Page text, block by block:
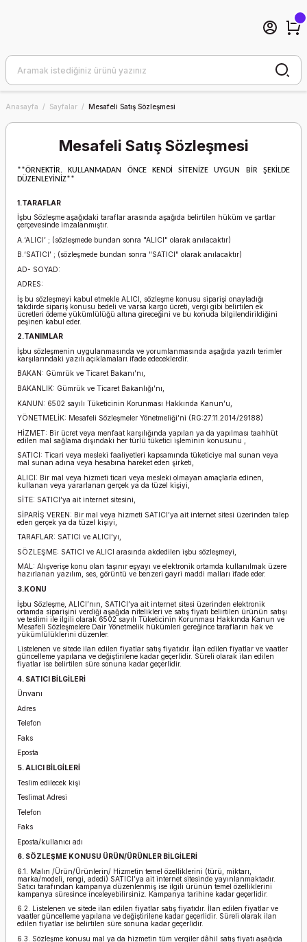
Anasayfa Sayfalar Mesafeli Satış Sözleşmesi
Mesafeli Satış Sözleşmesi
**ÖRNEKTİR. KULLANMADAN ÖNCE KENDİ SİTENİZE UYGUN BİR ŞEKİLDE
DÜZENLEYİNİZ**
1.TARAFLAR
İşbu Sözleşme aşağıdaki taraflar arasında aşağıda belirtilen hüküm ve şartlar
çerçevesinde imzalanmıştır.
A.‘ALICI’ ; (sözleşmede bundan sonra "ALICI" olarak anılacaktır)
B.‘SATICI’ ; (sözleşmede bundan sonra "SATICI" olarak anılacaktır)
AD- SOYAD:
ADRES:
İş bu sözleşmeyi kabul etmekle ALICI, sözleşme konusu siparişi onayladığı
takdirde sipariş konusu bedeli ve varsa kargo ücreti, vergi gibi belirtilen ek
ücretleri ödeme yükümlülüğü altına gireceğini ve bu konuda bilgilendirildiğini
peşinen kabul eder.
2.TANIMLAR
İşbu sözleşmenin uygulanmasında ve yorumlanmasında aşağıda yazılı terimler
karşılarındaki yazılı açıklamaları ifade edeceklerdir.
BAKAN: Gümrük ve Ticaret Bakanı’nı,
BAKANLIK: Gümrük ve Ticaret Bakanlığı’nı,
KANUN: 6502 sayılı Tüketicinin Korunması Hakkında Kanun’u,
YÖNETMELİK: Mesafeli Sözleşmeler Yönetmeliği’ni (RG:27.11.2014/29188)
HİZMET: Bir ücret veya menfaat karşılığında yapılan ya da yapılması taahhüt
edilen mal sağlama dışındaki her türlü tüketici işleminin konusunu ,
SATICI: Ticari veya mesleki faaliyetleri kapsamında tüketiciye mal sunan veya
mal sunan adına veya hesabına hareket eden şirketi,
ALICI: Bir mal veya hizmeti ticari veya mesleki olmayan amaçlarla edinen,
kullanan veya yararlanan gerçek ya da tüzel kişiyi,
SİTE: SATICI’ya ait internet sitesini,
SİPARİŞ VEREN: Bir mal veya hizmeti SATICI’ya ait internet sitesi üzerinden talep
eden gerçek ya da tüzel kişiyi,
TARAFLAR: SATICI ve ALICI’yı,
SÖZLEŞME: SATICI ve ALICI arasında akdedilen işbu sözleşmeyi,
MAL: Alışverişe konu olan taşınır eşyayı ve elektronik ortamda kullanılmak üzere
hazırlanan yazılım, ses, görüntü ve benzeri gayri maddi malları ifade eder.
3.KONU
İşbu Sözleşme, ALICI’nın, SATICI’ya ait internet sitesi üzerinden elektronik
ortamda siparişini verdiği aşağıda nitelikleri ve satış fiyatı belirtilen ürünün satışı
ve teslimi ile ilgili olarak 6502 sayılı Tüketicinin Korunması Hakkında Kanun ve
Mesafeli Sözleşmelere Dair Yönetmelik hükümleri gereğince tarafların hak ve
yükümlülüklerini düzenler.
Listelenen ve sitede ilan edilen fiyatlar satış fiyatıdır. İlan edilen fiyatlar ve vaatler
güncelleme yapılana ve değiştirilene kadar geçerlidir. Süreli olarak ilan edilen
fiyatlar ise belirtilen süre sonuna kadar geçerlidir.
4. SATICI BİLGİLERİ
Ünvanı
Adres
Telefon
Faks
Eposta
5. ALICI BİLGİLERİ
Teslim edilecek kişi
Teslimat Adresi
Telefon
Faks
Eposta/kullanıcı adı
6. SÖZLEŞME KONUSU ÜRÜN/ÜRÜNLER BİLGİLERİ
6.1. Malın /Ürün/Ürünlerin/ Hizmetin temel özelliklerini (türü, miktarı,
marka/modeli, rengi, adedi) SATICI’ya ait internet sitesinde yayınlanmaktadır.
Satıcı tarafından kampanya düzenlenmiş ise ilgili ürünün temel özelliklerini
kampanya süresince inceleyebilirsiniz. Kampanya tarihine kadar geçerlidir.
6.2. Listelenen ve sitede ilan edilen fiyatlar satış fiyatıdır. İlan edilen fiyatlar ve
vaatler güncelleme yapılana ve değiştirilene kadar geçerlidir. Süreli olarak ilan
edilen fiyatlar ise belirtilen süre sonuna kadar geçerlidir.
6.3. Sözleşme konusu mal ya da hizmetin tüm vergiler dâhil satış fiyatı aşağıda